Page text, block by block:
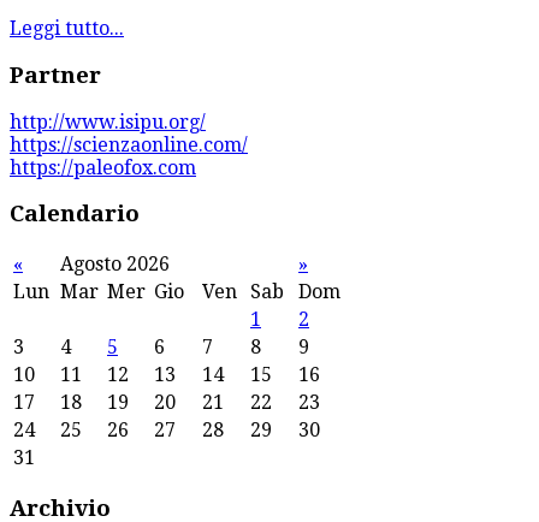
Leggi tutto...
Partner
http://www.isipu.org/
https://scienzaonline.com/
https://paleofox.com
Calendario
« Agosto 2026
»
Lun Mar Mer Gio Ven Sab
Dom
1
2
3
4 5 6 7 8
9
10
11 12 13 14 15
16
17
18 19 20 21 22
23
24
25 26 27 28 29
30
31
Archivio